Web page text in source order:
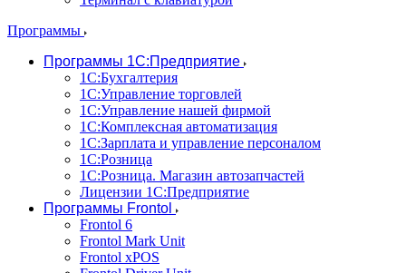
Программы
Программы 1С:Предприятие
1С:Бухгалтерия
1С:Управление торговлей
1С:Управление нашей фирмой
1С:Комплексная автоматизация
1С:Зарплата и управление персоналом
1С:Розница
1С:Розница. Магазин автозапчастей
Лицензии 1С:Предприятие
Программы Frontol
Frontol 6
Frontol Mark Unit
Frontol xPOS